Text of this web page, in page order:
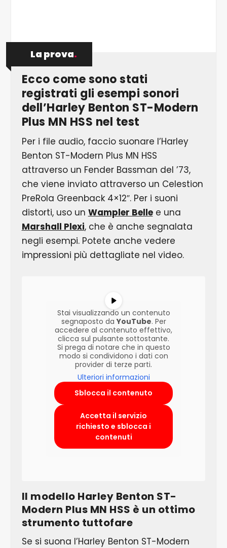
La prova.
Ecco come sono stati
registrati gli esempi sonori
dell’Harley Benton ST-Modern
Plus MN HSS nel test
Per i file audio, faccio suonare l’Harley
Benton ST-Modern Plus MN HSS
attraverso un Fender Bassman del ’73,
che viene inviato attraverso un Celestion
PreRola Greenback 4×12″. Per i suoni
distorti, uso un Wampler Bellee una
Marshall Plexi, che è anche segnalata
negli esempi. Potete anche vedere
impressioni più dettagliate nel video.
Stai visualizzando un contenuto
segnaposto daYouTube. Per
accedere al contenuto effettivo,
clicca sul pulsante sottostante.
Si prega di notare che in questo
modo si condividono i dati con
provider di terze parti.
Ulteriori informazioni
Sblocca il contenuto
Accetta il servizio
richiesto e sblocca i
contenuti
Il modello Harley Benton ST-
Modern Plus MN HSS è un ottimo
strumento tuttofare
Se si suona l’Harley Benton ST-Modern